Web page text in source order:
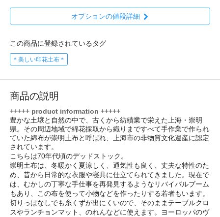
オプションの値段詳細
この商品に登録されているタグ
＊美しい印花土布＊
商品の説明
+++++ product information +++++
豊かな土壌と自然の中で、古くから紡績業で栄えた上海・崇明
県。その周辺地域で綿花採取から織りまですべて手作業で作られ
ていた綿布が崇明土布と呼ばれ、上海市の非物質文化遺産に認定
されています。
こちらは70年代頃のデッドストック。
崇明土布は、冬暖かく夏涼しく、通気性も良く、丈夫な特性のた
め、昔から日常的な衣服や寝具に仕立てられてきました。現在で
は、むかしの丁寧な手仕事を再発見するようなリバイバルブーム
もあり、この布を使って小物などを作ったりする若者もいます。
切りっぱなしでも糸くずが出にくいので、そのままテーブルクロ
スやランチョンマット、のれんなどに使えます。ヨーロッパのヴ